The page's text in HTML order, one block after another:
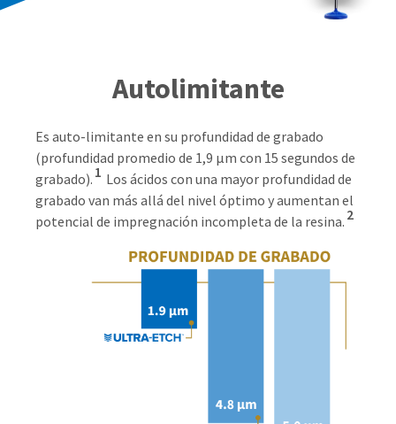
Autolimitante
Es auto-limitante en su profundidad de grabado
(profundidad promedio de 1,9 μm con 15 segundos de
grabado). 1 Los ácidos con una mayor profundidad de
grabado van más allá del nivel óptimo y aumentan el
potencial de impregnación incompleta de la resina. 2